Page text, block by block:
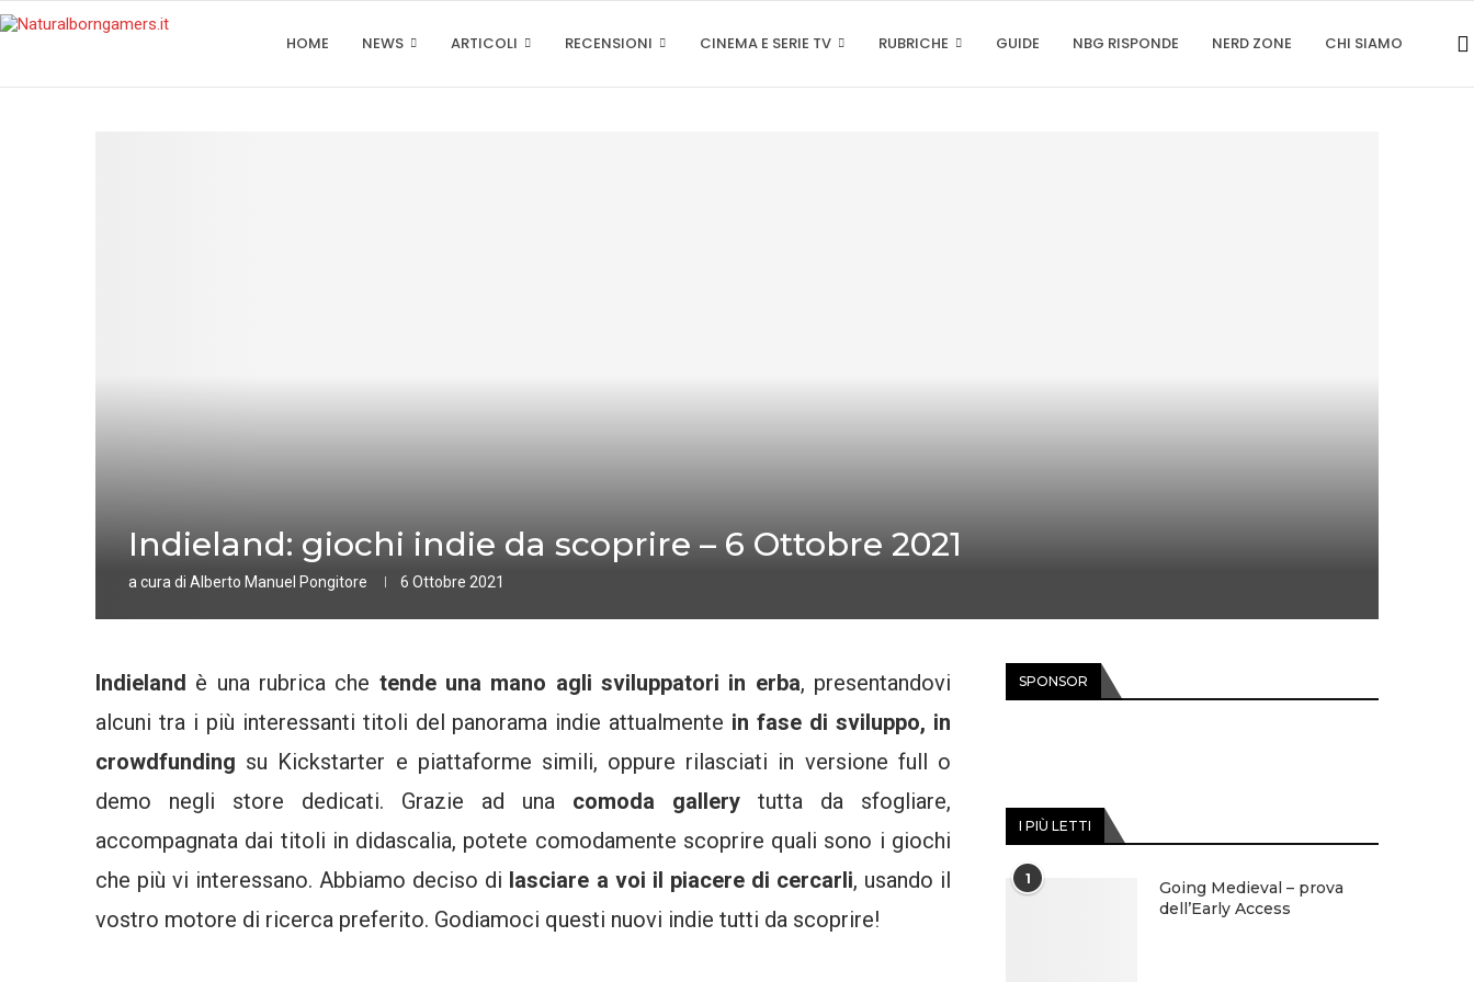
HOME NEWS ARTICOLI RECENSIONI CINEMA E SERIE TV RUBRICHE GUIDE NBG RISPONDE NERD ZONE CHI SIAMO
Indieland: giochi indie da scoprire – 6 Ottobre 2021
a cura di Alberto Manuel Pongitore 6 Ottobre 2021
Indieland è una rubrica che tende una mano agli sviluppatori in erba, presentandovi
alcuni tra i più interessanti titoli del panorama indie attualmente in fase di sviluppo, in
crowdfunding su Kickstarter e piattaforme simili, oppure rilasciati in versione full o
demo negli store dedicati. Grazie ad una comoda gallery tutta da sfogliare,
accompagnata dai titoli in didascalia, potete comodamente scoprire quali sono i giochi
che più vi interessano. Abbiamo deciso di lasciare a voi il piacere di cercarli, usando il
vostro motore di ricerca preferito. Godiamoci questi nuovi indie tutti da scoprire!
SPONSOR
I PIÙ LETTI
1
Going Medieval – prova
dell’Early Access